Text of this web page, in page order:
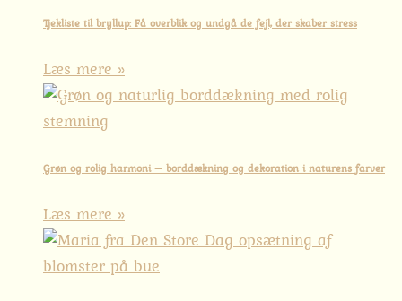
Tjekliste til bryllup: Få overblik og undgå de fejl, der skaber stress
Læs mere »
Grøn og rolig harmoni – borddækning og dekoration i naturens farver
Læs mere »